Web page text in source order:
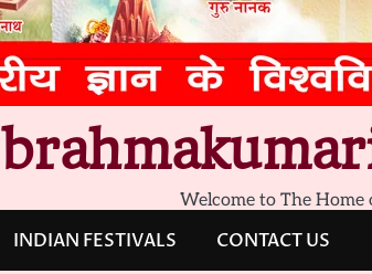
Welcome to The Home
INDIAN FESTIVALS CONTACT US